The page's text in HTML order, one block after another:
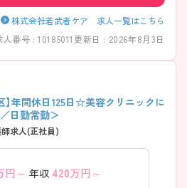
株式会社若武者ケア 求人一覧はこちら
人番号 : 10185011 更新日 : 2026年8月3日
】年間休日125日☆美容クリニックに
日勤常勤＞
求人(正社員)
円～ 年収 420万円～